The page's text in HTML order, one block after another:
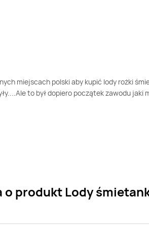
miejscach polski aby kupić lody rożki
to był dopiero początek zawodu
o produkt Lody